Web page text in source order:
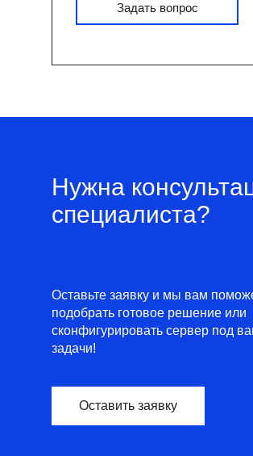
Задать вопрос
Нужна
специалиста?
Оставьте заявку и мы вам
подобрать готовое решение или
сконфигурировать сервер под
задачи!
Оставить заявку